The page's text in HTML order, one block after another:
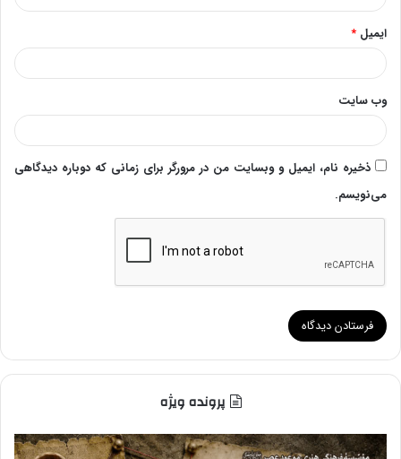
ایمیل *
وب‌ سایت
ذخیره نام، ایمیل و وبسایت من در مرورگر برای زمانی که دوباره دیدگاهی
می‌نویسم.
پرونده ویژه